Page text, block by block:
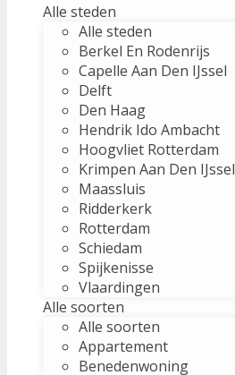
Alle steden
Alle steden
Berkel En Rodenrijs
Capelle Aan Den IJssel
Delft
Den Haag
Hendrik Ido Ambacht
Hoogvliet Rotterdam
Krimpen Aan Den IJssel
Maassluis
Ridderkerk
Rotterdam
Schiedam
Spijkenisse
Vlaardingen
Alle soorten
Alle soorten
Appartement
Benedenwoning